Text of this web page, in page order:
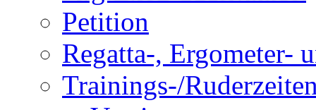
Petition
Regatta-, Ergometer-
Trainings-/